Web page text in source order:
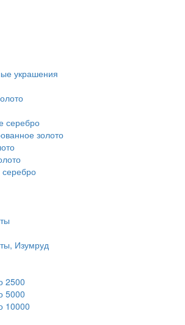
украшения
серебро
золото
Изумруд
2500
5000
10000